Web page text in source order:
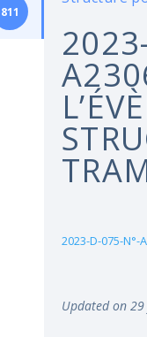
811
2023-D-075-
Updated on